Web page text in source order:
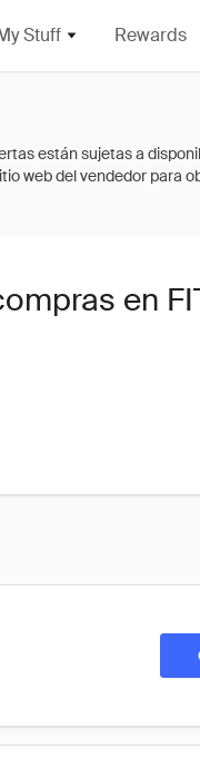
Stuff Rewards
en